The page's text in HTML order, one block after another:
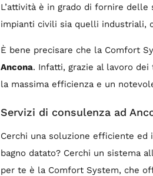
L’attività è in grado di fornire
impianti civili sia quelli industriali,
È bene precisare che la Comfort
Ancona. Infatti, grazie al lavoro
la massima efficienza e un
Servizi di consulenza ad
Cerchi una soluzione efficiente ed
bagno datato? Cerchi un sistema
per te è la Comfort System, che